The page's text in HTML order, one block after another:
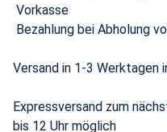
Vorkasse
Bezahlung bei Abholung
Versand in 1-3 Werktagen
Expressversand zum
bis 12 Uhr möglich